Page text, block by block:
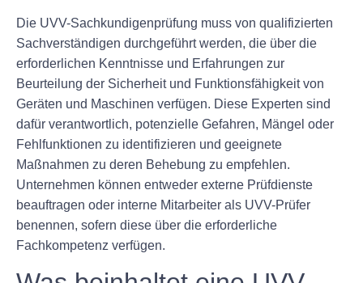
Die UVV-Sachkundigenprüfung muss von qualifizierten
Sachverständigen durchgeführt werden, die über die
erforderlichen Kenntnisse und Erfahrungen zur
Beurteilung der Sicherheit und Funktionsfähigkeit von
Geräten und Maschinen verfügen. Diese Experten sind
dafür verantwortlich, potenzielle Gefahren, Mängel oder
Fehlfunktionen zu identifizieren und geeignete
Maßnahmen zu deren Behebung zu empfehlen.
Unternehmen können entweder externe Prüfdienste
beauftragen oder interne Mitarbeiter als UVV-Prüfer
benennen, sofern diese über die erforderliche
Fachkompetenz verfügen.